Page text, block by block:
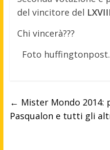
del vincitore del
Chi vincerà???
Foto
← Mister Mondo 2014:
Pasqualon e tutti gli